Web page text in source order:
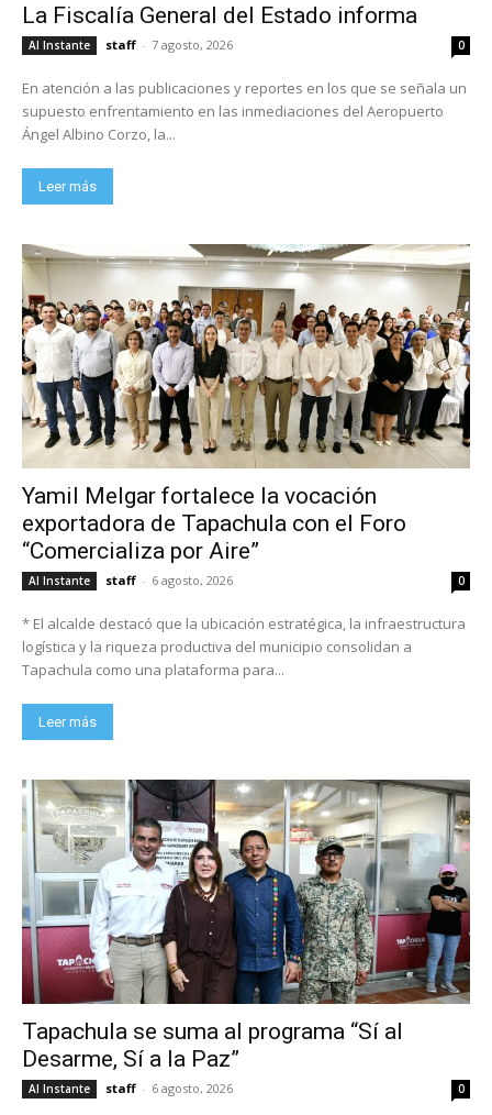
La Fiscalía General del Estado informa
Al Instante staff - 7 agosto, 2026 0
En atención a las publicaciones y reportes en los que se señala un
supuesto enfrentamiento en las inmediaciones del Aeropuerto
Ángel Albino Corzo, la...
Leer más
Yamil Melgar fortalece la vocación
exportadora de Tapachula con el Foro
“Comercializa por Aire”
Al Instante staff - 6 agosto, 2026 0
* El alcalde destacó que la ubicación estratégica, la infraestructura
logística y la riqueza productiva del municipio consolidan a
Tapachula como una plataforma para...
Leer más
Tapachula se suma al programa “Sí al
Desarme, Sí a la Paz”
Al Instante staff - 6 agosto, 2026 0